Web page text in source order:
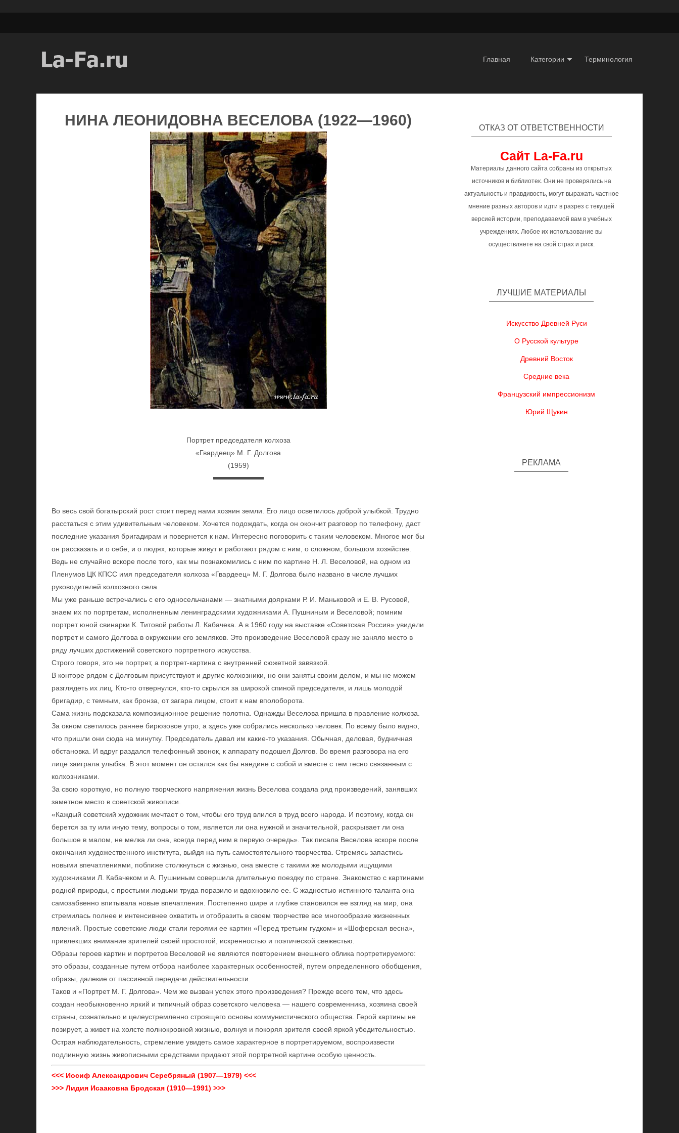
Главная Категории Терминология
НИНА ЛЕОНИДОВНА ВЕСЕЛОВА (1922—1960)
Портрет председателя колхоза
«Гвардеец» М. Г. Долгова
(1959)
Во весь свой богатырский рост стоит перед нами хозяин земли. Его лицо осветилось доброй улыбкой. Трудно
расстаться с этим удивительным человеком. Хочется подождать, когда он окончит разговор по телефону, даст
последние указания бригадирам и повернется к нам. Интересно поговорить с таким человеком. Многое мог бы
он рассказать и о себе, и о людях, которые живут и работают рядом с ним, о сложном, большом хозяйстве.
Ведь не случайно вскоре после того, как мы познакомились с ним по картине Н. Л. Веселовой, на одном из
Пленумов ЦК КПСС имя председателя колхоза «Гвардеец» М. Г. Долгова было названо в числе лучших
руководителей колхозного села.
Мы уже раньше встречались с его односельчанами — знатными доярками Р. И. Маньковой и Е. В. Русовой,
знаем их по портретам, исполненным ленинградскими художниками А. Пушниным и Веселовой; помним
портрет юной свинарки К. Титовой работы Л. Кабачека. А в 1960 году на выставке «Советская Россия» увидели
портрет и самого Долгова в окружении его земляков. Это произведение Веселовой сразу же заняло место в
ряду лучших достижений советского портретного искусства.
Строго говоря, это не портрет, а портрет-картина с внутренней сюжетной завязкой.
В конторе рядом с Долговым присутствуют и другие колхозники, но они заняты своим делом, и мы не можем
разглядеть их лиц. Кто-то отвернулся, кто-то скрылся за широкой спиной председателя, и лишь молодой
бригадир, с темным, как бронза, от загара лицом, стоит к нам вполоборота.
Сама жизнь подсказала композиционное решение полотна. Однажды Веселова пришла в правление колхоза.
За окном светилось раннее бирюзовое утро, а здесь уже собрались несколько человек. По всему было видно,
что пришли они сюда на минутку. Председатель давал им какие-то указания. Обычная, деловая, будничная
обстановка. И вдруг раздался телефонный звонок, к аппарату подошел Долгов. Во время разговора на его
лице заиграла улыбка. В этот момент он остался как бы наедине с собой и вместе с тем тесно связанным с
колхозниками.
За свою короткую, но полную творческого напряжения жизнь Веселова создала ряд произведений, занявших
заметное место в советской живописи.
«Каждый советский художник мечтает о том, чтобы его труд влился в труд всего народа. И поэтому, когда он
берется за ту или иную тему, вопросы о том, является ли она нужной и значительной, раскрывает ли она
большое в малом, не мелка ли она, всегда перед ним в первую очередь». Так писала Веселова вскоре после
окончания художественного института, выйдя на путь самостоятельного творчества. Стремясь запастись
новыми впечатлениями, поближе столкнуться с жизнью, она вместе с такими же молодыми ищущими
художниками Л. Кабачеком и А. Пушниным совершила длительную поездку по стране. Знакомство с картинами
родной природы, с простыми людьми труда поразило и вдохновило ее. С жадностью истинного таланта она
самозабвенно впитывала новые впечатления. Постепенно шире и глубже становился ее взгляд на мир, она
стремилась полнее и интенсивнее охватить и отобразить в своем творчестве все многообразие жизненных
явлений. Простые советские люди стали героями ее картин «Перед третьим гудком» и «Шоферская весна»,
привлекших внимание зрителей своей простотой, искренностью и поэтической свежестью.
Образы героев картин и портретов Веселовой не являются повторением внешнего облика портретируемого:
это образы, созданные путем отбора наиболее характерных особенностей, путем определенного обобщения,
образы, далекие от пассивной передачи действительности.
Таков и «Портрет М. Г. Долгова». Чем же вызван успех этого произведения? Прежде всего тем, что здесь
создан необыкновенно яркий и типичный образ советского человека — нашего современника, хозяина своей
страны, сознательно и целеустремленно строящего основы коммунистического общества. Герой картины не
позирует, а живет на холсте полнокровной жизнью, волнуя и покоряя зрителя своей яркой убедительностью.
Острая наблюдательность, стремление увидеть самое характерное в портретируемом, воспроизвести
подлинную жизнь живописными средствами придают этой портретной картине особую ценность.
<<< Иосиф Александрович Серебряный (1907—1979) <<<
>>> Лидия Исааковна Бродская (1910—1991) >>>
ОТКАЗ ОТ ОТВЕТСТВЕННОСТИ
Сайт La-Fa.ru
Материалы данного сайта собраны из открытых
источников и библиотек. Они не проверялись на
актуальность и правдивость, могут выражать частное
мнение разных авторов и идти в разрез с текущей
версией истории, преподаваемой вам в учебных
учреждениях. Любое их использование вы
осуществляете на свой страх и риск.
ЛУЧШИЕ МАТЕРИАЛЫ
Искусство Древней Руси
О Русской культуре
Древний Восток
Средние века
Французский импрессионизм
Юрий Щукин
РЕКЛАМА